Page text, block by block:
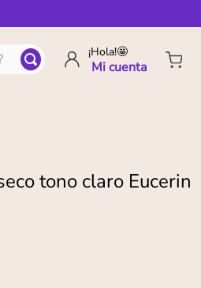
¡Hola!🤩
tono claro Eucerin